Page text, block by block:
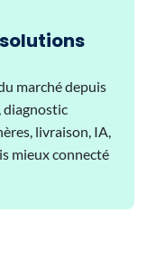
marché depuis
diagnostic
livraison, IA,
mieux connecté